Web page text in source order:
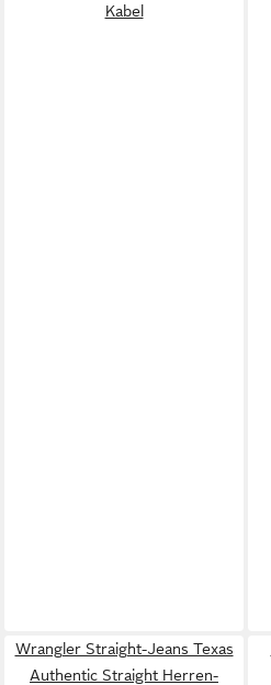
Kabel
Wrangler Straight-Jeans Texas
Authentic Straight Herren-